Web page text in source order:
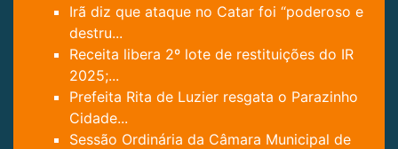
Irã diz que ataque no Catar foi “poderoso e
destru...
Receita libera 2º lote de restituições do IR
2025;...
Prefeita Rita de Luzier resgata o Parazinho
Cidade...
Sessão Ordinária da Câmara Municipal de